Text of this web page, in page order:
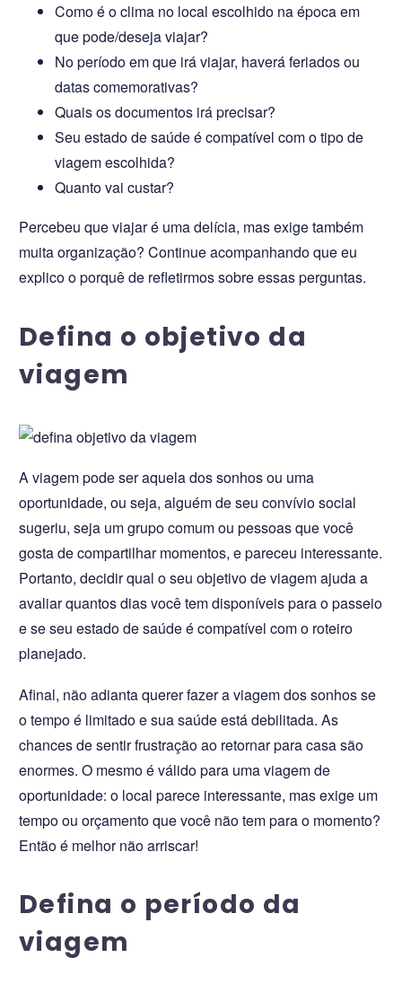
Como é o clima no local escolhido na época em
que pode/deseja viajar?
No período em que irá viajar, haverá feriados ou
datas comemorativas?
Quais os documentos irá precisar?
Seu estado de saúde é compatível com o tipo de
viagem escolhida?
Quanto vai custar?
Percebeu que viajar é uma delícia, mas exige também
muita organização? Continue acompanhando que eu
explico o porquê de refletirmos sobre essas perguntas.
Defina o objetivo da
viagem
A viagem pode ser aquela dos sonhos ou uma
oportunidade, ou seja, alguém de seu convívio social
sugeriu, seja um grupo comum ou pessoas que você
gosta de compartilhar momentos, e pareceu interessante.
Portanto, decidir qual o seu objetivo de viagem ajuda a
avaliar quantos dias você tem disponíveis para o passeio
e se seu estado de saúde é compatível com o roteiro
planejado.
Afinal, não adianta querer fazer a viagem dos sonhos se
o tempo é limitado e sua saúde está debilitada. As
chances de sentir frustração ao retornar para casa são
enormes. O mesmo é válido para uma viagem de
oportunidade: o local parece interessante, mas exige um
tempo ou orçamento que você não tem para o momento?
Então é melhor não arriscar!
Defina o período da
viagem